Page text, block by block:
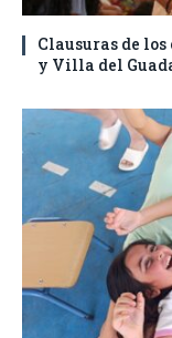
Clausuras de
y Villa del